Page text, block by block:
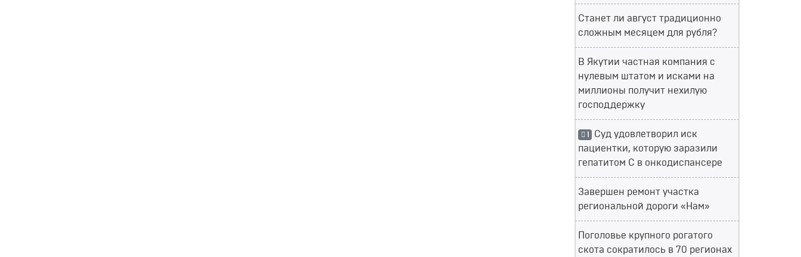
Станет ли август традиционно
сложным месяцем для рубля?
В Якутии частная компания с
нулевым штатом и исками на
миллионы получит нехилую
господдержку
1 Суд удовлетворил иск
пациентки, которую заразили
гепатитом С в онкодиспансере
Завершен ремонт участка
региональной дороги «Нам»
Поголовье крупного рогатого
скота сократилось в 70 регионах